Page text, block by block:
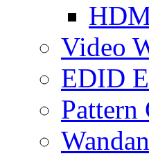
Video
EDID
Pattern